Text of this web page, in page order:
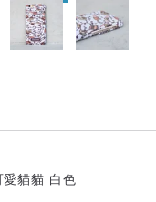
貓貓 白色